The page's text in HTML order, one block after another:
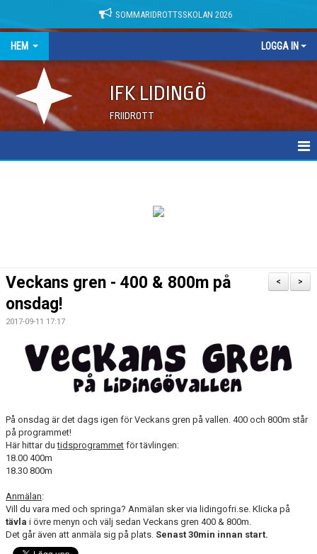
SOMMARIDROTTSSKOLAN 2026
HEM LOGGA IN
IFK LIDINGÖ
FRIIDROTT
>
<
Veckans gren - 400 & 800m på
onsdag!
2017-09-11 17:17
På onsdag är det dags igen för Veckans gren på vallen. 400 och 800m står
på programmet!
Här hittar dutidsprogrammet för tävlingen:
18.00 400m
18.30 800m
Anmälan:
Vill du vara med och springa? Anmälan sker via lidingofri.se. Klicka på
tävla i övre menyn och välj sedan Veckans gren 400 & 800m.
Det går även att anmäla sig på plats. Senast 30min innan start.